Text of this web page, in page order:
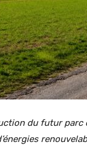
du futur parc